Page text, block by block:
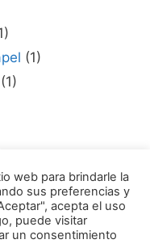
(1)
(1)
web para brindarle la
sus preferencias y
acepta el uso
puede visitar
un consentimiento